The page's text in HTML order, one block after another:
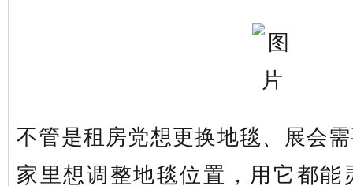
不管是租房党想更换地毯、展会
家里想调整地毯位置，用它都能